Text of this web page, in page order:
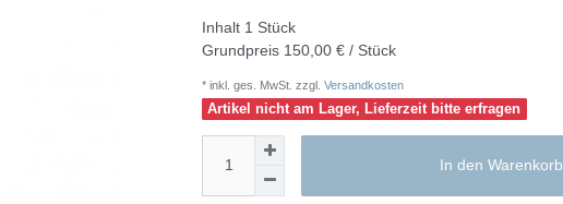
Inhalt 1 Stück
Grundpreis 150,00 € / Stück
* inkl. ges. MwSt. zzgl. Versandkosten
Artikel nicht am Lager, Lieferzeit bitte erfragen
In den Warenkorb